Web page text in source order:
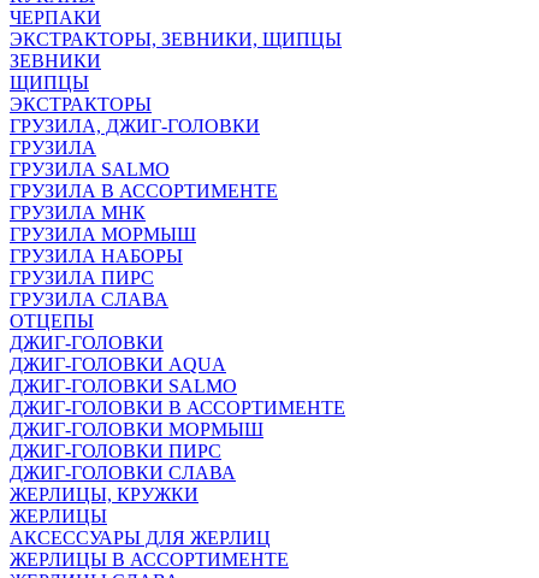
ЧЕРПАКИ
ЭКСТРАКТОРЫ, ЗЕВНИКИ, ЩИПЦЫ
ЗЕВНИКИ
ЩИПЦЫ
ЭКСТРАКТОРЫ
ГРУЗИЛА, ДЖИГ-ГОЛОВКИ
ГРУЗИЛА
ГРУЗИЛА SALMO
ГРУЗИЛА В АССОРТИМЕНТЕ
ГРУЗИЛА МНК
ГРУЗИЛА МОРМЫШ
ГРУЗИЛА НАБОРЫ
ГРУЗИЛА ПИРС
ГРУЗИЛА СЛАВА
ОТЦЕПЫ
ДЖИГ-ГОЛОВКИ
ДЖИГ-ГОЛОВКИ AQUA
ДЖИГ-ГОЛОВКИ SALMO
ДЖИГ-ГОЛОВКИ В АССОРТИМЕНТЕ
ДЖИГ-ГОЛОВКИ МОРМЫШ
ДЖИГ-ГОЛОВКИ ПИРС
ДЖИГ-ГОЛОВКИ СЛАВА
ЖЕРЛИЦЫ, КРУЖКИ
ЖЕРЛИЦЫ
АКСЕССУАРЫ ДЛЯ ЖЕРЛИЦ
ЖЕРЛИЦЫ В АССОРТИМЕНТЕ